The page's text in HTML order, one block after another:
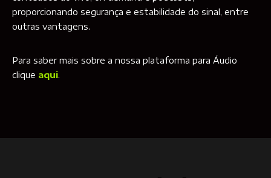
proporcionando segurança e estabilidade do sinal, entre
outras vantagens.
Para saber mais sobre a nossa plataforma para Áudio
clique aqui.